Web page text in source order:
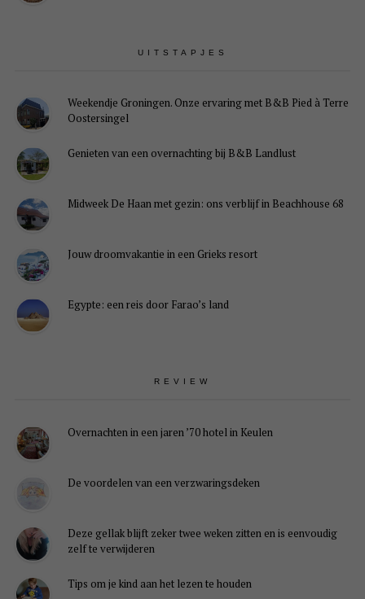
UITSTAPJES
Weekendje Groningen. Onze ervaring met B&B Pied à Terre
Oostersingel
Genieten van een overnachting bij B&B Landlust
Midweek De Haan met gezin: ons verblijf in Beachhouse 68
Jouw droomvakantie in een Grieks resort
Egypte: een reis door Farao’s land
REVIEW
Overnachten in een jaren ’70 hotel in Keulen
De voordelen van een verzwaringsdeken
Deze gellak blijft zeker twee weken zitten en is eenvoudig
zelf te verwijderen
Tips om je kind aan het lezen te houden